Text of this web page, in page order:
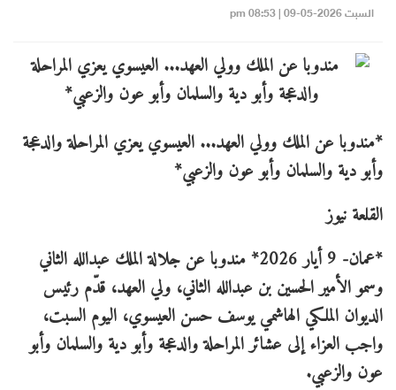
السبت 2026-05-09 | 08:53 pm
*مندوبا عن الملك وولي العهد... العيسوي يعزي المراحلة والدعجة
وأبو دية والسلمان وأبو عون والزعبي*
القلعة نيوز
*عمان- 9 أيار 2026* مندوبا عن جلالة الملك عبدالله الثاني
وسمو الأمير الحسين بن عبدالله الثاني، ولي العهد، قدّم رئيس
الديوان الملكي الهاشمي يوسف حسن العيسوي، اليوم السبت،
واجب العزاء إلى عشائر المراحلة والدعجة وأبو دية والسلمان وأبو
عون والزعبي.